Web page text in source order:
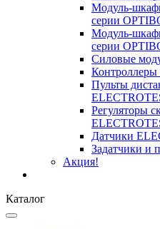
Модуль-
серии
Модуль-
серии
Силовые
Пульты
Регуляторы
Датчики
Задатчики и
Акция!
Каталог